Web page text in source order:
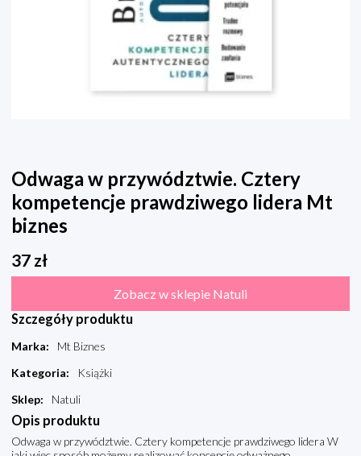
Odwaga w przywództwie. Cztery
kompetencje prawdziwego lidera Mt
biznes
37 zł
Zobacz w sklepie Natuli
Szczegóły produktu
Marka:
Mt Biznes
Kategoria:
Książki
Sklep: Natuli
Opis produktu
Odwaga w przywództwie. Cztery kompetencje prawdziwego lidera W